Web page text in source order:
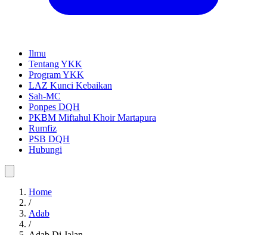
Ilmu
Tentang YKK
Program YKK
LAZ Kunci Kebaikan
Sah-MC
Ponpes DQH
PKBM Miftahul Khoir Martapura
Rumfiz
PSB DQH
Home
/
Adab